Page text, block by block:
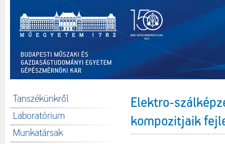
Tanszékünkről
Laboratórium
Munkatársak
Elektro-
kompozitjaik